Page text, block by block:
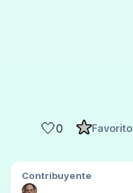
🤍0 Favorito
Contribuyente